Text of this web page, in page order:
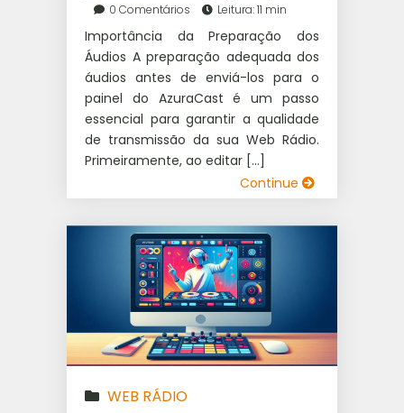
0 Comentários
Leitura: 11 min
Importância da Preparação dos
Áudios A preparação adequada dos
áudios antes de enviá-los para o
painel do AzuraCast é um passo
essencial para garantir a qualidade
de transmissão da sua Web Rádio.
Primeiramente, ao editar […]
Continue
WEB RÁDIO